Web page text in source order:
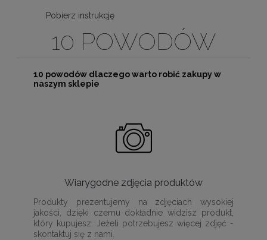
Pobierz instrukcję
10 POWODÓW
10 powodów dlaczego warto robić zakupy w
naszym sklepie
Wiarygodne zdjęcia produktów
Produkty prezentujemy na zdjęciach wysokiej
jakości, dzięki czemu dokładnie widzisz produkt,
który kupujesz. Jeżeli potrzebujesz więcej zdjęć -
skontaktuj się z nami.